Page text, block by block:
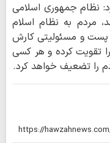
نظام جمهوری اسلامی
مردم به نظام اسلام
پست و مسئولیتی کارش
تقویت کرده و هر کسی
را تضعیف خواهد کرد.